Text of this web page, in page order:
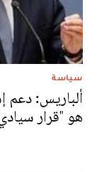
سياسة
ألباريس: دعم
هو "قرار